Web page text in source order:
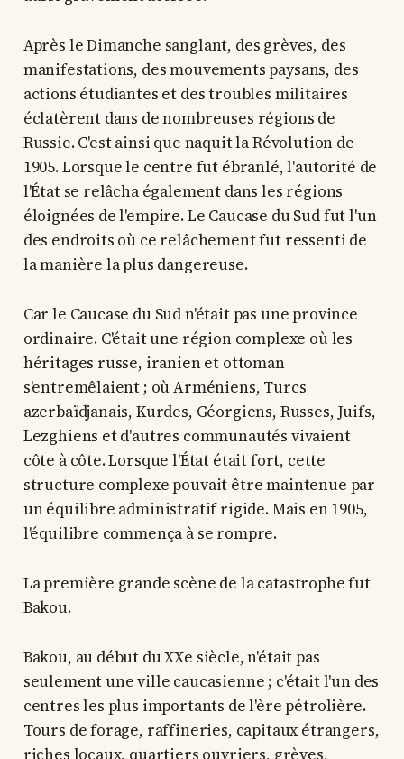
Après le Dimanche sanglant, des grèves, des
manifestations, des mouvements paysans, des
actions étudiantes et des troubles militaires
éclatèrent dans de nombreuses régions de
Russie. C'est ainsi que naquit la Révolution de
1905. Lorsque le centre fut ébranlé, l'autorité de
l'État se relâcha également dans les régions
éloignées de l'empire. Le Caucase du Sud fut l'un
des endroits où ce relâchement fut ressenti de
la manière la plus dangereuse.
Car le Caucase du Sud n'était pas une province
ordinaire. C'était une région complexe où les
héritages russe, iranien et ottoman
s'entremêlaient ; où Arméniens, Turcs
azerbaïdjanais, Kurdes, Géorgiens, Russes, Juifs,
Lezghiens et d'autres communautés vivaient
côte à côte. Lorsque l'État était fort, cette
structure complexe pouvait être maintenue par
un équilibre administratif rigide. Mais en 1905,
l'équilibre commença à se rompre.
La première grande scène de la catastrophe fut
Bakou.
Bakou, au début du XXe siècle, n'était pas
seulement une ville caucasienne ; c'était l'un des
centres les plus importants de l'ère pétrolière.
Tours de forage, raffineries, capitaux étrangers,
riches locaux, quartiers ouvriers, grèves,